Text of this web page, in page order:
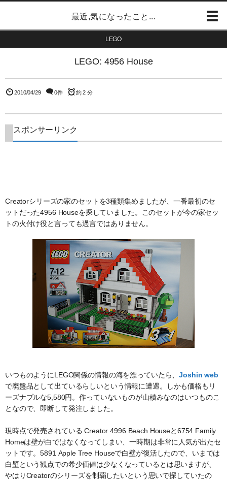
最近,気になったこと...
LEGO
LEGO: 4956 House
2010/04/29 0件 約 2 分
スポンサーリンク
Creatorシリーズの家のセットを3種類集めましたが、一番最初のセ
ットだった4956 Houseを探していました。このセットが今の家セッ
トの火付け役と言っても過言ではありません。
いつものようにLEGO関係の情報の海を漂っていたら、Joshin web
で廃盤品として出ているらしいという情報に遭遇。しかも価格もリ
ーズナブルな5,580円。作っていないものが山積みなのはいつものこ
となので、即断して発注しました。
現時点で発売されている Creator 4996 Beach Houseと6754 Family
Homeは壁が白ではなくなってしまい、一時期は非常に人気が出たセ
ットです。5891 Apple Tree Houseで白壁が復活したので、いまでは
白壁という観点での希少価値は少なくなっているとは思いますが、
やはりCreatorのシリーズを制覇したいという思いで探していたの